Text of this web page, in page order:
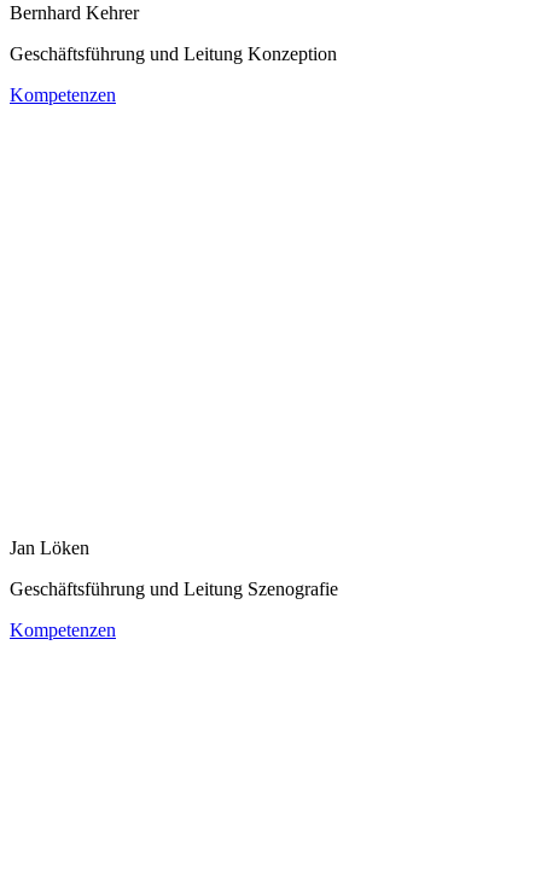
Bernhard Kehrer
Geschäftsführung und Leitung Konzeption
Kompetenzen
Jan Löken
Geschäftsführung und Leitung Szenografie
Kompetenzen